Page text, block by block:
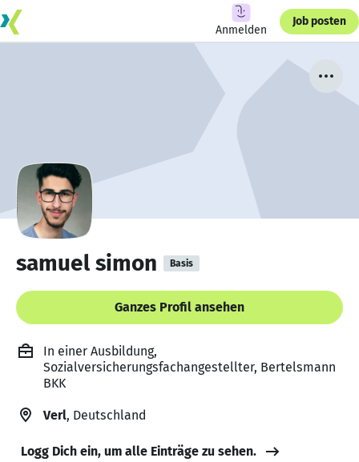
Anmelden
Job posten
samuel simon Basis
Ganzes Profil ansehen
In einer Ausbildung,
Sozialversicherungsfachangestellter, Bertelsmann
BKK
Verl, Deutschland
Logg Dich ein, um alle Einträge zu sehen.